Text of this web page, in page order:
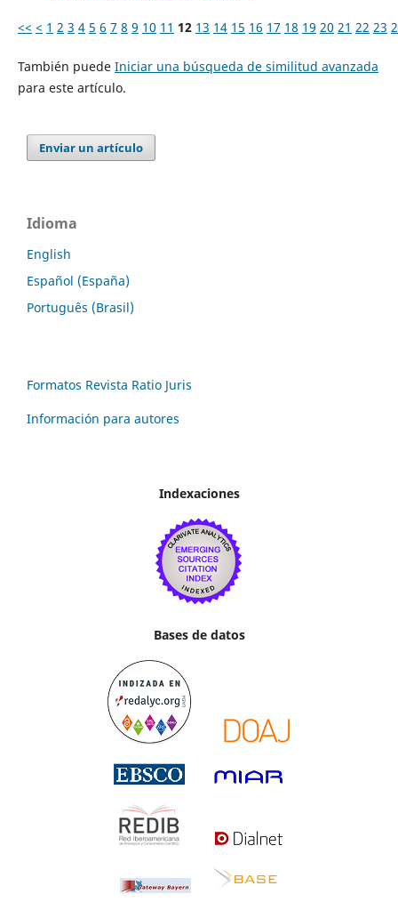
<< < 1 2 3 4 5 6 7 8 9 10 11 12 13 14 15 16 17 18 19 20 21 22 23
También puede Iniciar una búsqueda de similitud avanzada
para este artículo.
Enviar un artículo
Idioma
English
Español (España)
Português (Brasil)
Formatos Revista Ratio Juris
Información para autores
Indexaciones
Bases de datos